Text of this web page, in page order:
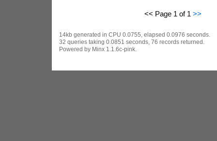
<< Page 1 of 1 >>
14kb generated in CPU 0.0755, elapsed 0.0976 seconds.
32 queries taking 0.0851 seconds, 76 records returned.
Powered by Minx 1.1.6c-pink.